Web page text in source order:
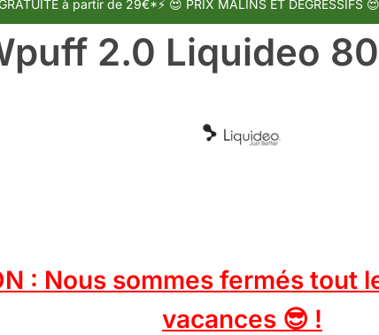
à partir de 29€*⚡ 😍 PRIX MALINS ET DÉGRESSIFS 😍
2.0 Liquideo
: Nous sommes fermés tout
vacances 😎 !